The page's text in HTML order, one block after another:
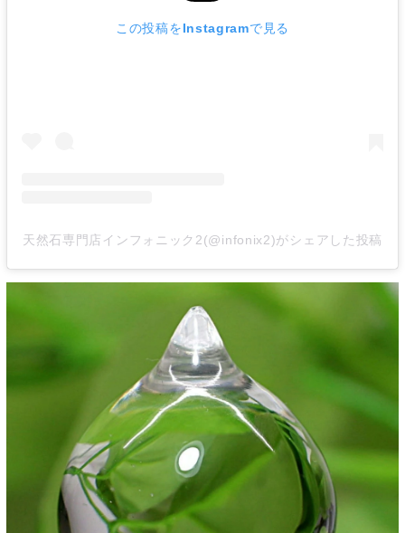
この投稿をInstagramで見る
天然石専門店インフォニック2(@infonix2)がシェアした投稿